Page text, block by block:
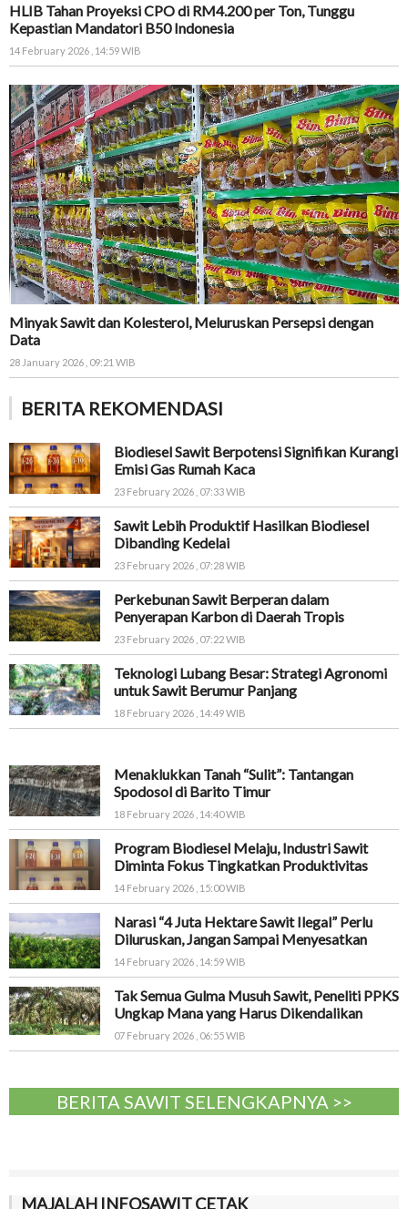
HLIB Tahan Proyeksi CPO di RM4.200 per Ton, Tunggu
Kepastian Mandatori B50 Indonesia
14 February 2026 , 14:59 WIB
Minyak Sawit dan Kolesterol, Meluruskan Persepsi dengan
Data
28 January 2026 , 09:21 WIB
BERITA REKOMENDASI
Biodiesel Sawit Berpotensi Signifikan Kurangi
Emisi Gas Rumah Kaca
23 February 2026 , 07:33 WIB
Sawit Lebih Produktif Hasilkan Biodiesel
Dibanding Kedelai
23 February 2026 , 07:28 WIB
Perkebunan Sawit Berperan dalam
Penyerapan Karbon di Daerah Tropis
23 February 2026 , 07:22 WIB
Teknologi Lubang Besar: Strategi Agronomi
untuk Sawit Berumur Panjang
18 February 2026 , 14:49 WIB
Menaklukkan Tanah “Sulit”: Tantangan
Spodosol di Barito Timur
18 February 2026 , 14:40 WIB
Program Biodiesel Melaju, Industri Sawit
Diminta Fokus Tingkatkan Produktivitas
14 February 2026 , 15:00 WIB
Narasi “4 Juta Hektare Sawit Ilegal” Perlu
Diluruskan, Jangan Sampai Menyesatkan
14 February 2026 , 14:59 WIB
Tak Semua Gulma Musuh Sawit, Peneliti PPKS
Ungkap Mana yang Harus Dikendalikan
07 February 2026 , 06:55 WIB
BERITA SAWIT SELENGKAPNYA >>
MAJALAH INFOSAWIT CETAK